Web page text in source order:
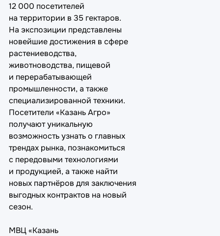
12 000 посетителей
на территории в 35 гектаров.
На экспозиции представлены
новейшие достижения в сфере
растениеводства,
животноводства, пищевой
и перерабатывающей
промышленности, а также
специализированной техники.
Посетители «Казань Агро»
получают уникальную
возможность узнать о главных
трендах рынка, познакомиться
с передовыми технологиями
и продукцией, а также найти
новых партнёров для заключения
выгодных контрактов на новый
сезон.
МВЦ «Казань